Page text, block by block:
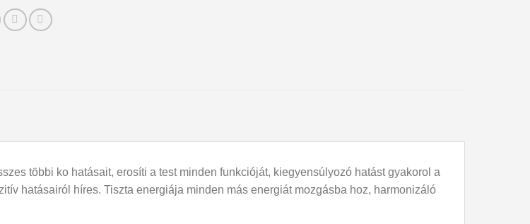
többi ko hatásait, erosíti a test minden funkcióját, kiegyensúlyozó hatást gyakorol a
hatásairól híres. Tiszta energiája minden más energiát mozgásba hoz, harmonizáló